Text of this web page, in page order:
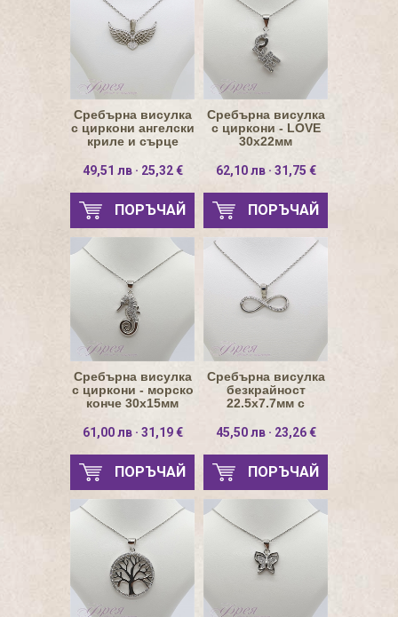
Сребърна висулка
с циркони ангелски
криле и сърце
49,51 лв · 25,32 €
ПОРЪЧАЙ
Сребърна висулка
с циркони - LOVE
30х22мм
62,10 лв · 31,75 €
ПОРЪЧАЙ
Сребърна висулка
с циркони - морско
конче 30х15мм
61,00 лв · 31,19 €
ПОРЪЧАЙ
Сребърна висулка
безкрайност
22.5х7.7мм с
45,50 лв · 23,26 €
ПОРЪЧАЙ